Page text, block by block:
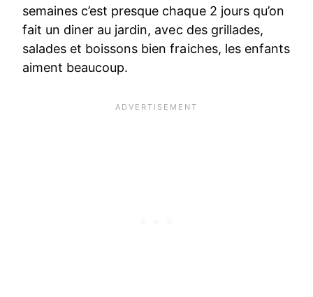
semaines c’est presque chaque 2 jours qu’on
fait un diner au jardin, avec des grillades,
salades et boissons bien fraiches, les enfants
aiment beaucoup.